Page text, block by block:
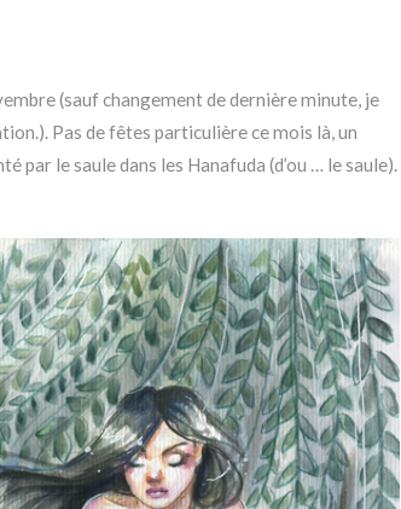
(sauf changement de dernière minute, je
Pas de fêtes particulière ce mois là, un
par le saule dans les Hanafuda (d’ou … le saule).